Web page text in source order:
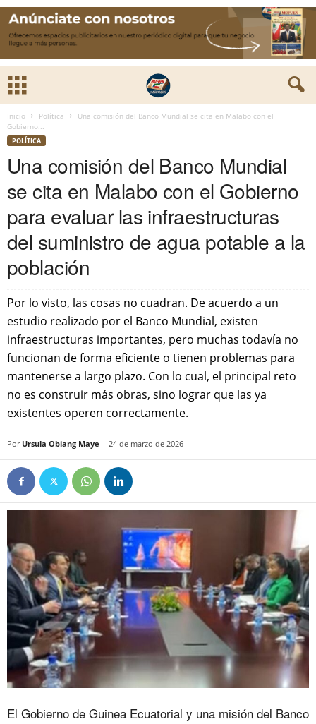
Inicio Política
Una comisión del Banco Mundial se cita en Malabo con el
Gobierno...
POLÍTICA
Una comisión del Banco Mundial
se cita en Malabo con el Gobierno
para evaluar las infraestructuras
del suministro de agua potable a la
población
Por lo visto, las cosas no cuadran. De acuerdo a un
estudio realizado por el Banco Mundial, existen
infraestructuras importantes, pero muchas todavía no
funcionan de forma eficiente o tienen problemas para
mantenerse a largo plazo. Con lo cual, el principal reto
no es construir más obras, sino lograr que las ya
existentes operen correctamente.
Por Ursula Obiang Maye - 24 de marzo de 2026
El Gobierno de Guinea Ecuatorial y una misión del Banco